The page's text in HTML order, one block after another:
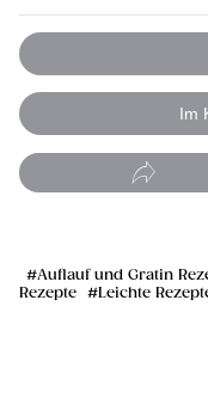
Im
Auflauf und Gratin
Rezepte
Leichte